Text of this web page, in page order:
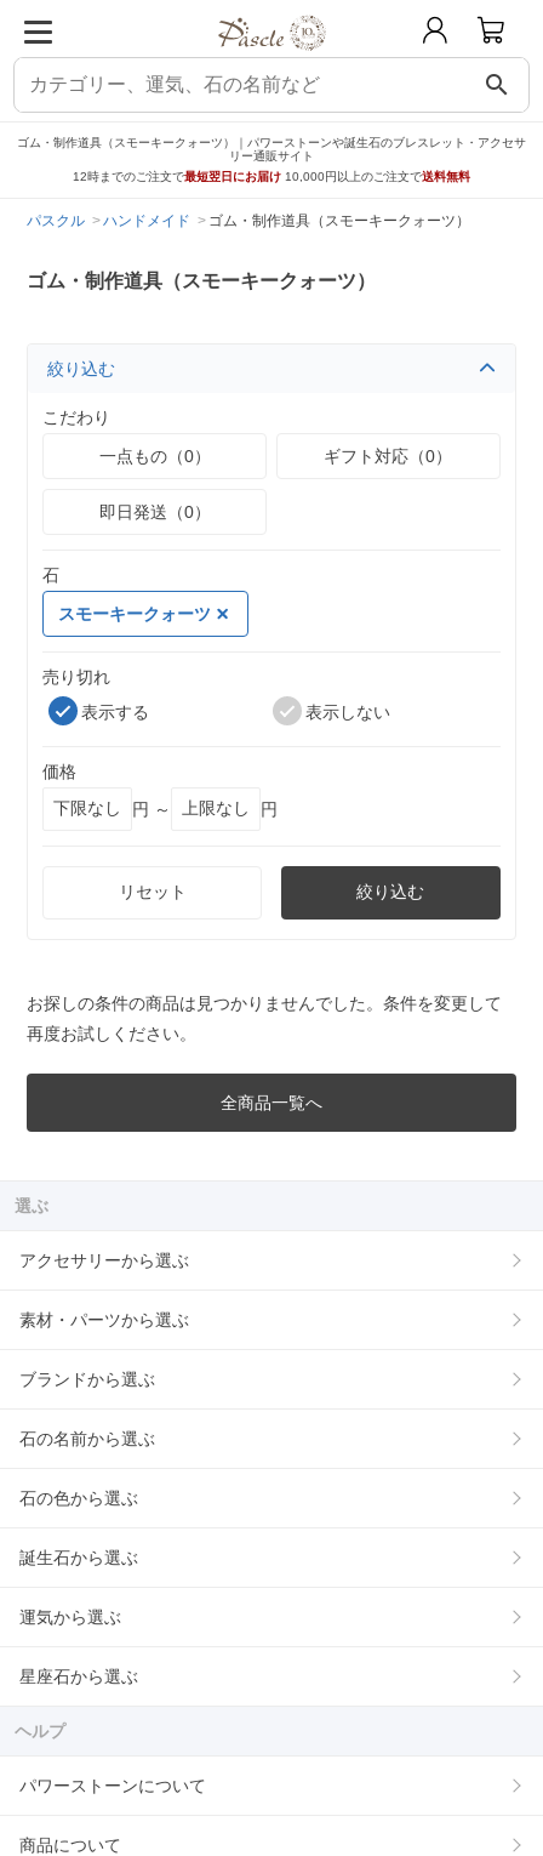
search
ゴム・制作道具（スモーキークォーツ）｜パワーストーンや誕生石のブレスレット・アクセサ
リー通販サイト
12時までのご注文で最短翌日にお届け 10,000円以上のご注文で送料無料
パスクル ハンドメイド ゴム・制作道具（スモーキークォーツ）
ゴム・制作道具（スモーキークォーツ）
絞り込む
こだわり
一点もの（0）
ギフト対応（0）
即日発送（0）
石
スモーキークォーツ
売り切れ
表示する
表示しない
価格
円 ～
円
リセット 絞り込む
お探しの条件の商品は見つかりませんでした。条件を変更して
再度お試しください。
全商品一覧へ
選ぶ
アクセサリーから選ぶ
素材・パーツから選ぶ
ブランドから選ぶ
石の名前から選ぶ
石の色から選ぶ
誕生石から選ぶ
運気から選ぶ
星座石から選ぶ
ヘルプ
パワーストーンについて
商品について